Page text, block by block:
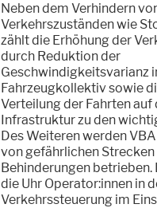
Neben dem Verhindern
Verkehrszuständen wie
zählt die Erhöhung der
durch Reduktion der
Geschwindigkeitsvarianz
Fahrzeugkollektiv sowie
Verteilung der Fahrten
Infrastruktur zu den
Des Weiteren werden
von gefährlichen Strecken
Behinderungen betrieben.
die Uhr Operator:innen in
Verkehrssteuerung im